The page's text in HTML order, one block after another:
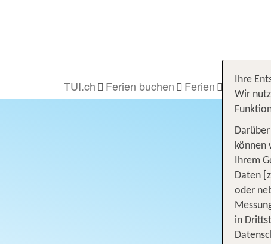
TUI.ch Ferien buchen Ferien
Ihre
Wir
können
Ihrem
Daten
oder
in